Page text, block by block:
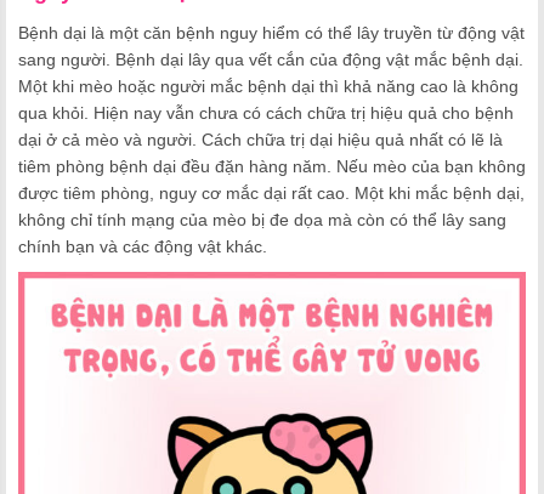
Bệnh dại là một căn bệnh nguy hiểm có thể lây truyền từ động vật
sang người. Bệnh dại lây qua vết cắn của động vật mắc bệnh dại.
Một khi mèo hoặc người mắc bệnh dại thì khả năng cao là không
qua khỏi. Hiện nay vẫn chưa có cách chữa trị hiệu quả cho bệnh
dại ở cả mèo và người. Cách chữa trị dại hiệu quả nhất có lẽ là
tiêm phòng bệnh dại đều đặn hàng năm. Nếu mèo của bạn không
được tiêm phòng, nguy cơ mắc dại rất cao. Một khi mắc bệnh dại,
không chỉ tính mạng của mèo bị đe dọa mà còn có thể lây sang
chính bạn và các động vật khác.